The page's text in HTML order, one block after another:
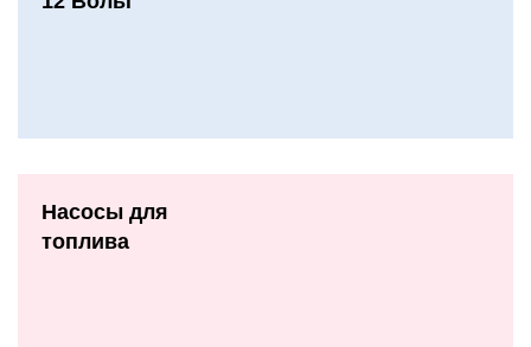
Насосы для
топлива